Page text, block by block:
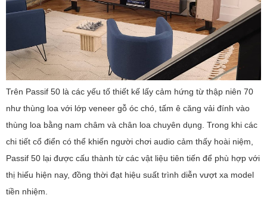
Trên Passif 50 là các yếu tố thiết kế lấy cảm hứng từ thập niên 70
như thùng loa với lớp veneer gỗ óc chó, tấm ê căng vải đính vào
thùng loa bằng nam châm và chân loa chuyên dụng. Trong khi các
chi tiết cổ điển có thể khiến người chơi audio cảm thấy hoài niệm,
Passif 50 lại được cấu thành từ các vật liệu tiên tiến để phù hợp với
thị hiếu hiện nay, đồng thời đạt hiệu suất trình diễn vượt xa model
tiền nhiệm.